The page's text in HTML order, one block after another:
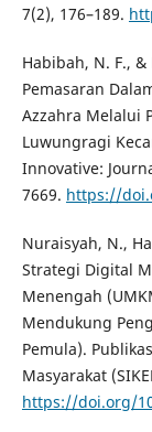
7(2), 176–189.
Habibah, N. F.,
Pemasaran
Azzahra Melalui
Luwungragi
Innovative:
7669. https://
Nuraisyah, N.,
Strategi Digital
Menengah
Mendukung
Pemula).
Masyarakat
https://doi.org/